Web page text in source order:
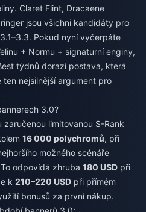
Claret Flint, Dracaene
jsou všichni kandidáty pro
Pokud nyní vyčerpáte
+ Normu + signaturní enginy,
týdnů dorazí postava, která
nejsilnější argument pro
3.0?
limitovanou S-Rank
16 000 polychromů, při
možného scénáře
odpovídá zhruba 180 USD při
k 210–220 USD při přímém
bonusů za první nákup.